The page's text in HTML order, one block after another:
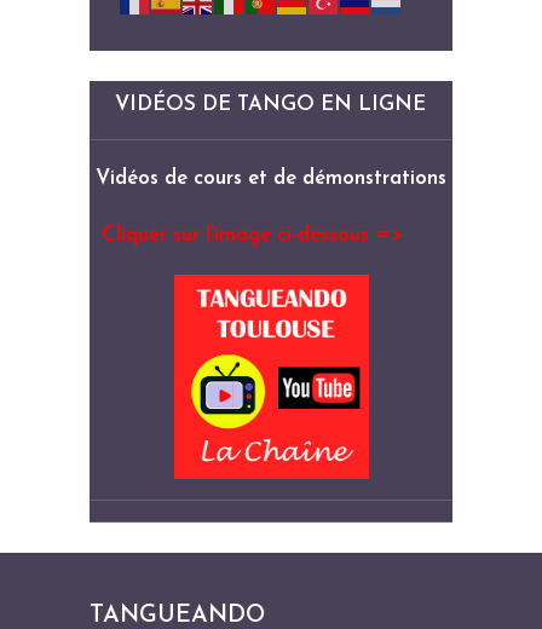
VIDÉOS DE TANGO EN LIGNE
Vidéos de cours et de démonstrations
Cliquer sur l’image ci-dessous =>
TANGUEANDO